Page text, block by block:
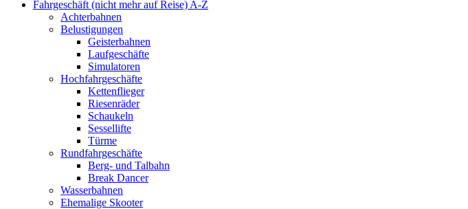
Fahrgeschäft (nicht mehr auf Reise) A-Z
Achterbahnen
Belustigungen
Geisterbahnen
Laufgeschäfte
Simulatoren
Hochfahrgeschäfte
Kettenflieger
Riesenräder
Schaukeln
Sessellifte
Türme
Rundfahrgeschäfte
Berg- und Talbahn
Break Dancer
Wasserbahnen
Ehemalige Skooter